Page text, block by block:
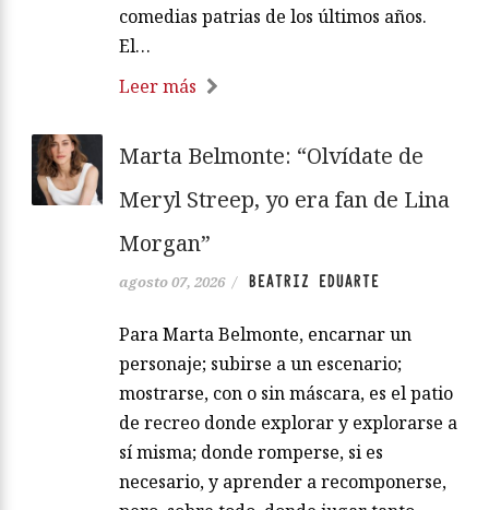
comedias patrias de los últimos años.
El…
Leer más
Marta Belmonte: “Olvídate de
Meryl Streep, yo era fan de Lina
Morgan”
agosto 07, 2026 / BEATRIZ EDUARTE
Para Marta Belmonte, encarnar un
personaje; subirse a un escenario;
mostrarse, con o sin máscara, es el patio
de recreo donde explorar y explorarse a
sí misma; donde romperse, si es
necesario, y aprender a recomponerse,